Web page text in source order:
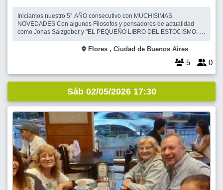
Iniciamos nuestro 5° AÑO consecutivo con MUCHISIMAS
NOVEDADES Con algunos Filosofos y pensadores de actualidad
como Jonas Salzgeber y "EL PEQUEÑO LIBRO DEL ESTOCISMO.-
:"ENCUENTROS" - El lado B del Amor.- de Gabriel Rolón. El año
anterior Leimos y reflexionamos sobre BAU
Flores , Ciudad de Buenos Aires
5 0
Sáb 02/05/2026 17:30